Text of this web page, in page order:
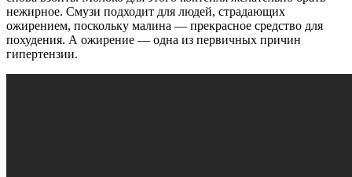
нежирное. Смузи подходит для людей, страдающих
ожирением, поскольку малина — прекрасное средство для
похудения. А ожирение — одна из первичных причин
гипертензии.